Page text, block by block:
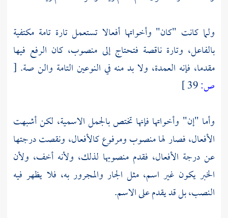
ولما كانت "كان" وأخواتها أفعالا تستعمل تارة تامة مكتفية
بالفاعل، وتارة ناقصة فتحتاج إلى منصوب، كان الرفع فيها
مقدما، فإنه العمدة، ولا بد منه في النوعين التامة والن صة. [
ص:
وأما "إن" وأخواتها فإنها تختص بالجمل الاسمية، لكن أشبهت
الأفعال، فصار لها منصوب ومرفوع كالأفعال، ونقصت درجتها
عن درجة الأفعال، فقدم منصوبها لذلك، ولأنه أخف، ولأن
الخبر يكون غير اسم، مثل الجار والمجرور به، فلا يظهر فيه
النصب، بل قد يقدم على الاسم.